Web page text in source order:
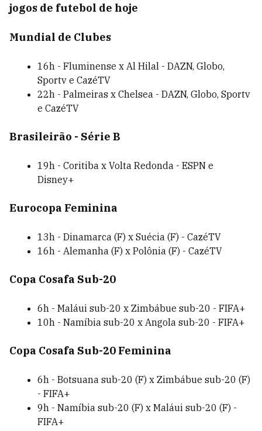
jogos de futebol de hoje
Mundial de Clubes
16h - Fluminense x Al Hilal - DAZN, Globo,
Sportv e CazéTV
22h - Palmeiras x Chelsea - DAZN, Globo, Sportv
e CazéTV
Brasileirão - Série B
19h - Coritiba x Volta Redonda - ESPN e
Disney+
Eurocopa Feminina
13h - Dinamarca (F) x Suécia (F) - CazéTV
16h - Alemanha (F) x Polônia (F) - CazéTV
Copa Cosafa Sub-20
6h - Maláui sub-20 x Zimbábue sub-20 - FIFA+
10h - Namíbia sub-20 x Angola sub-20 - FIFA+
Copa Cosafa Sub-20 Feminina
6h - Botsuana sub-20 (F) x Zimbábue sub-20 (F)
- FIFA+
9h - Namíbia sub-20 (F) x Maláui sub-20 (F) -
FIFA+